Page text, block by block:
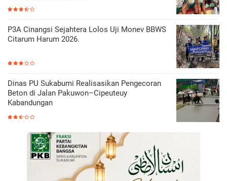
P3A Cinangsi Sejahtera Lolos Uji Monev BBWS
Citarum Harum 2026.
Dinas PU Sukabumi Realisasikan Pengecoran
Beton di Jalan Pakuwon–Cipeuteuy
Kabandungan